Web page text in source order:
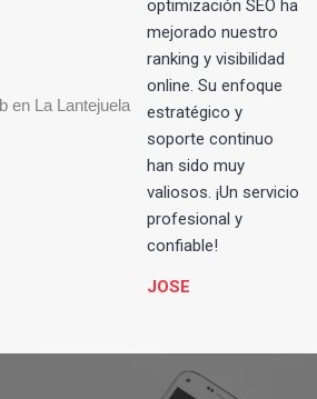
optimización SEO ha
mejorado nuestro
ranking y visibilidad
online. Su enfoque
estratégico y
soporte continuo
han sido muy
valiosos. ¡Un servicio
profesional y
confiable!
JOSE